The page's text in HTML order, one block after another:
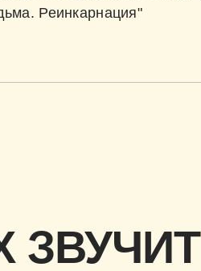
Реинкарнация"
ЗВУЧИТ